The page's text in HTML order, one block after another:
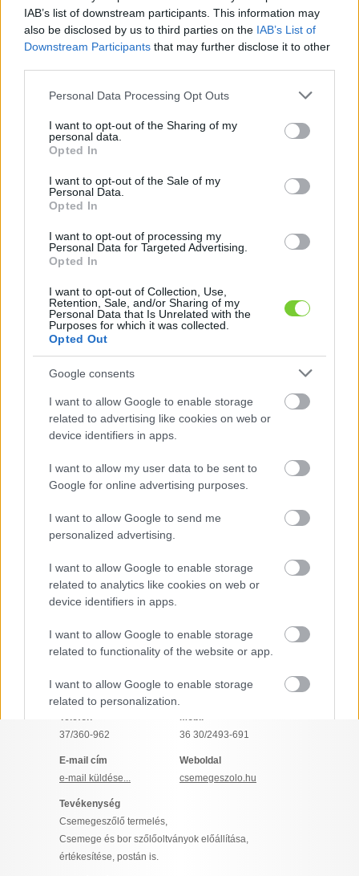
IAB’s list of downstream participants. This information may
also be disclosed by us to third parties on the IAB’s List of
Downstream Participants that may further disclose it to other
Please note that this website/app uses one or more Google
not limited to your visit or usage behaviour. You may click to
grant or deny consent to Google and its third-party tags to
use your data for below specified purposes in below Google
consent section.
Personal Data Processing Opt Outs
I want to opt-out of the Sharing of my
personal data.
Opted In
I want to opt-out of the Sale of my
Personal Data.
Opted In
I want to opt-out of processing my
Personal Data for Targeted Advertising.
Opted In
I want to opt-out of Collection, Use,
Retention, Sale, and/or Sharing of my
Personal Data that Is Unrelated with the
Purposes for which it was collected.
Opted Out
Google consents
I want to allow Google to enable storage
related to advertising like cookies on web or
device identifiers in apps.
I want to allow my user data to be sent to
Google for online advertising purposes.
I want to allow Google to send me
personalized advertising.
I want to allow Google to enable storage
related to analytics like cookies on web or
device identifiers in apps.
I want to allow Google to enable storage
related to functionality of the website or app.
I want to allow Google to enable storage
related to personalization.
I want to allow Google to enable storage
functionality and fraud prevention, and other
user protection.
Felhasználónév
Jelszó
Elfelejtette jelszavát?
Bejelentkezés
faiskola.hu
Kertészeti, kerti termékek és szolgáltatások térképes
KERTÉSZ ÉS KERTÉSZET REGISZTRÁCIÓ
Csemegeszőlő és
Oltvány Centrum
Elküldöm e-mailben |Kinyomtatom |Hibát jelentek
3261 Abasár, Dobó út 14. Heves megye
Telefon
37/360-962
Mobil
36 30/2493-691
E-mail cím
e-mail küldése...
Weboldal
csemegeszolo.hu
Tevékenység
Csemegeszőlő termelés,
Csemege és bor szőlőoltványok előállítása,
értékesítése, postán is.